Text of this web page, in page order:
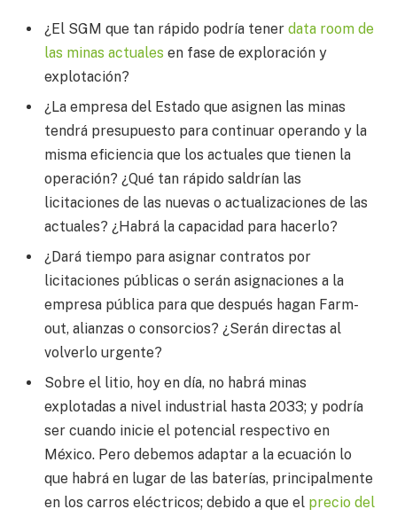
¿El SGM que tan rápido podría tener data room de
las minas actuales en fase de exploración y
explotación?
¿La empresa del Estado que asignen las minas
tendrá presupuesto para continuar operando y la
misma eficiencia que los actuales que tienen la
operación? ¿Qué tan rápido saldrían las
licitaciones de las nuevas o actualizaciones de las
actuales? ¿Habrá la capacidad para hacerlo?
¿Dará tiempo para asignar contratos por
licitaciones públicas o serán asignaciones a la
empresa pública para que después hagan Farm-
out, alianzas o consorcios? ¿Serán directas al
volverlo urgente?
Sobre el litio, hoy en día, no habrá minas
explotadas a nivel industrial hasta 2033; y podría
ser cuando inicie el potencial respectivo en
México. Pero debemos adaptar a la ecuación lo
que habrá en lugar de las baterías, principalmente
en los carros eléctricos; debido a que el precio del